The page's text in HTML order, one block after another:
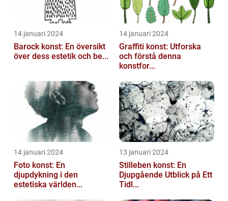
14 januari 2024
Barock konst: En översikt
över dess estetik och be...
14 januari 2024
Graffiti konst: Utforska
och förstå denna
konstfor...
14 januari 2024
Foto konst: En
djupdykning i den
estetiska världen...
13 januari 2024
Stilleben konst: En
Djupgående Utblick på Ett
Tidl...